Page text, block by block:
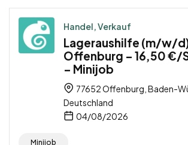
Handel, Verkauf
Lageraushilfe (m/w/
Offenburg – 16,50 €/
– Minijob
77652 Offenburg, Baden-
Deutschland
04/08/2026
Minijob